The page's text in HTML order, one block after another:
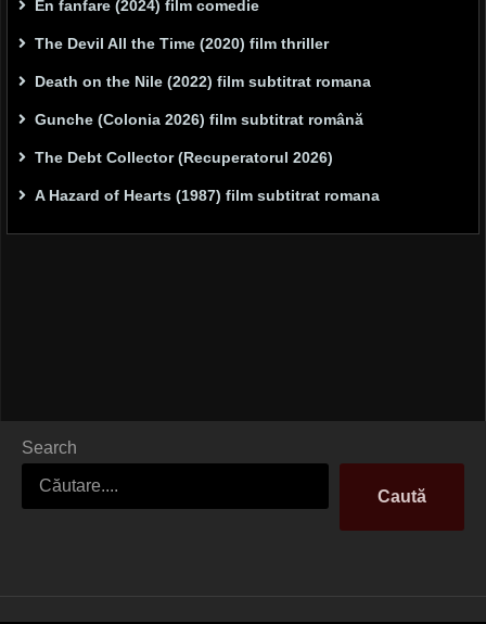
En fanfare (2024) film comedie
The Devil All the Time (2020) film thriller
Death on the Nile (2022) film subtitrat romana
Gunche (Colonia 2026) film subtitrat română
The Debt Collector (Recuperatorul 2026)
A Hazard of Hearts (1987) film subtitrat romana
Search
Caută